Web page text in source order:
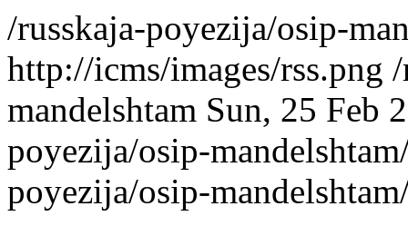
/russkaja-poyezija/osip-
http://icms/images/rss.png
mandelshtam Sun, 25 Feb
poyezija/osip-
poyezija/osip-